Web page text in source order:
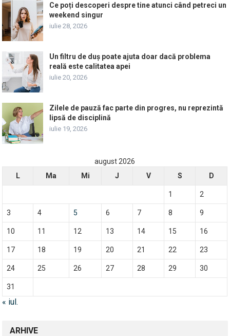
Ce poți descoperi despre tine atunci când petreci un
weekend singur
iulie 28, 2026
Un filtru de duș poate ajuta doar dacă problema
reală este calitatea apei
iulie 20, 2026
Zilele de pauză fac parte din progres, nu reprezintă
lipsă de disciplină
iulie 19, 2026
august 2026
L
Ma Mi J V S D
1 2
3 4 5 6 7 8 9
10 11 12 13 14 15 16
17 18 19 20 21 22 23
24 25 26 27 28 29 30
31
« iul.
ARHIVE